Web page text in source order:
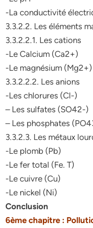
-La conductivité
3.3.2.2. Les éléments
3.3.2.2.1. Les cations
-Le Calcium (Ca2+)
-Le magnésium (Mg2+)
3.3.2.2.2. Les anions
-Les chlorures (Cl-)
– Les sulfates (SO42-)
– Les phosphates
3.3.2.3. Les métaux
-Le plomb (Pb)
-Le fer total (Fe. T)
-Le cuivre (Cu)
-Le nickel (Ni)
Conclusion
6ème chapitre :